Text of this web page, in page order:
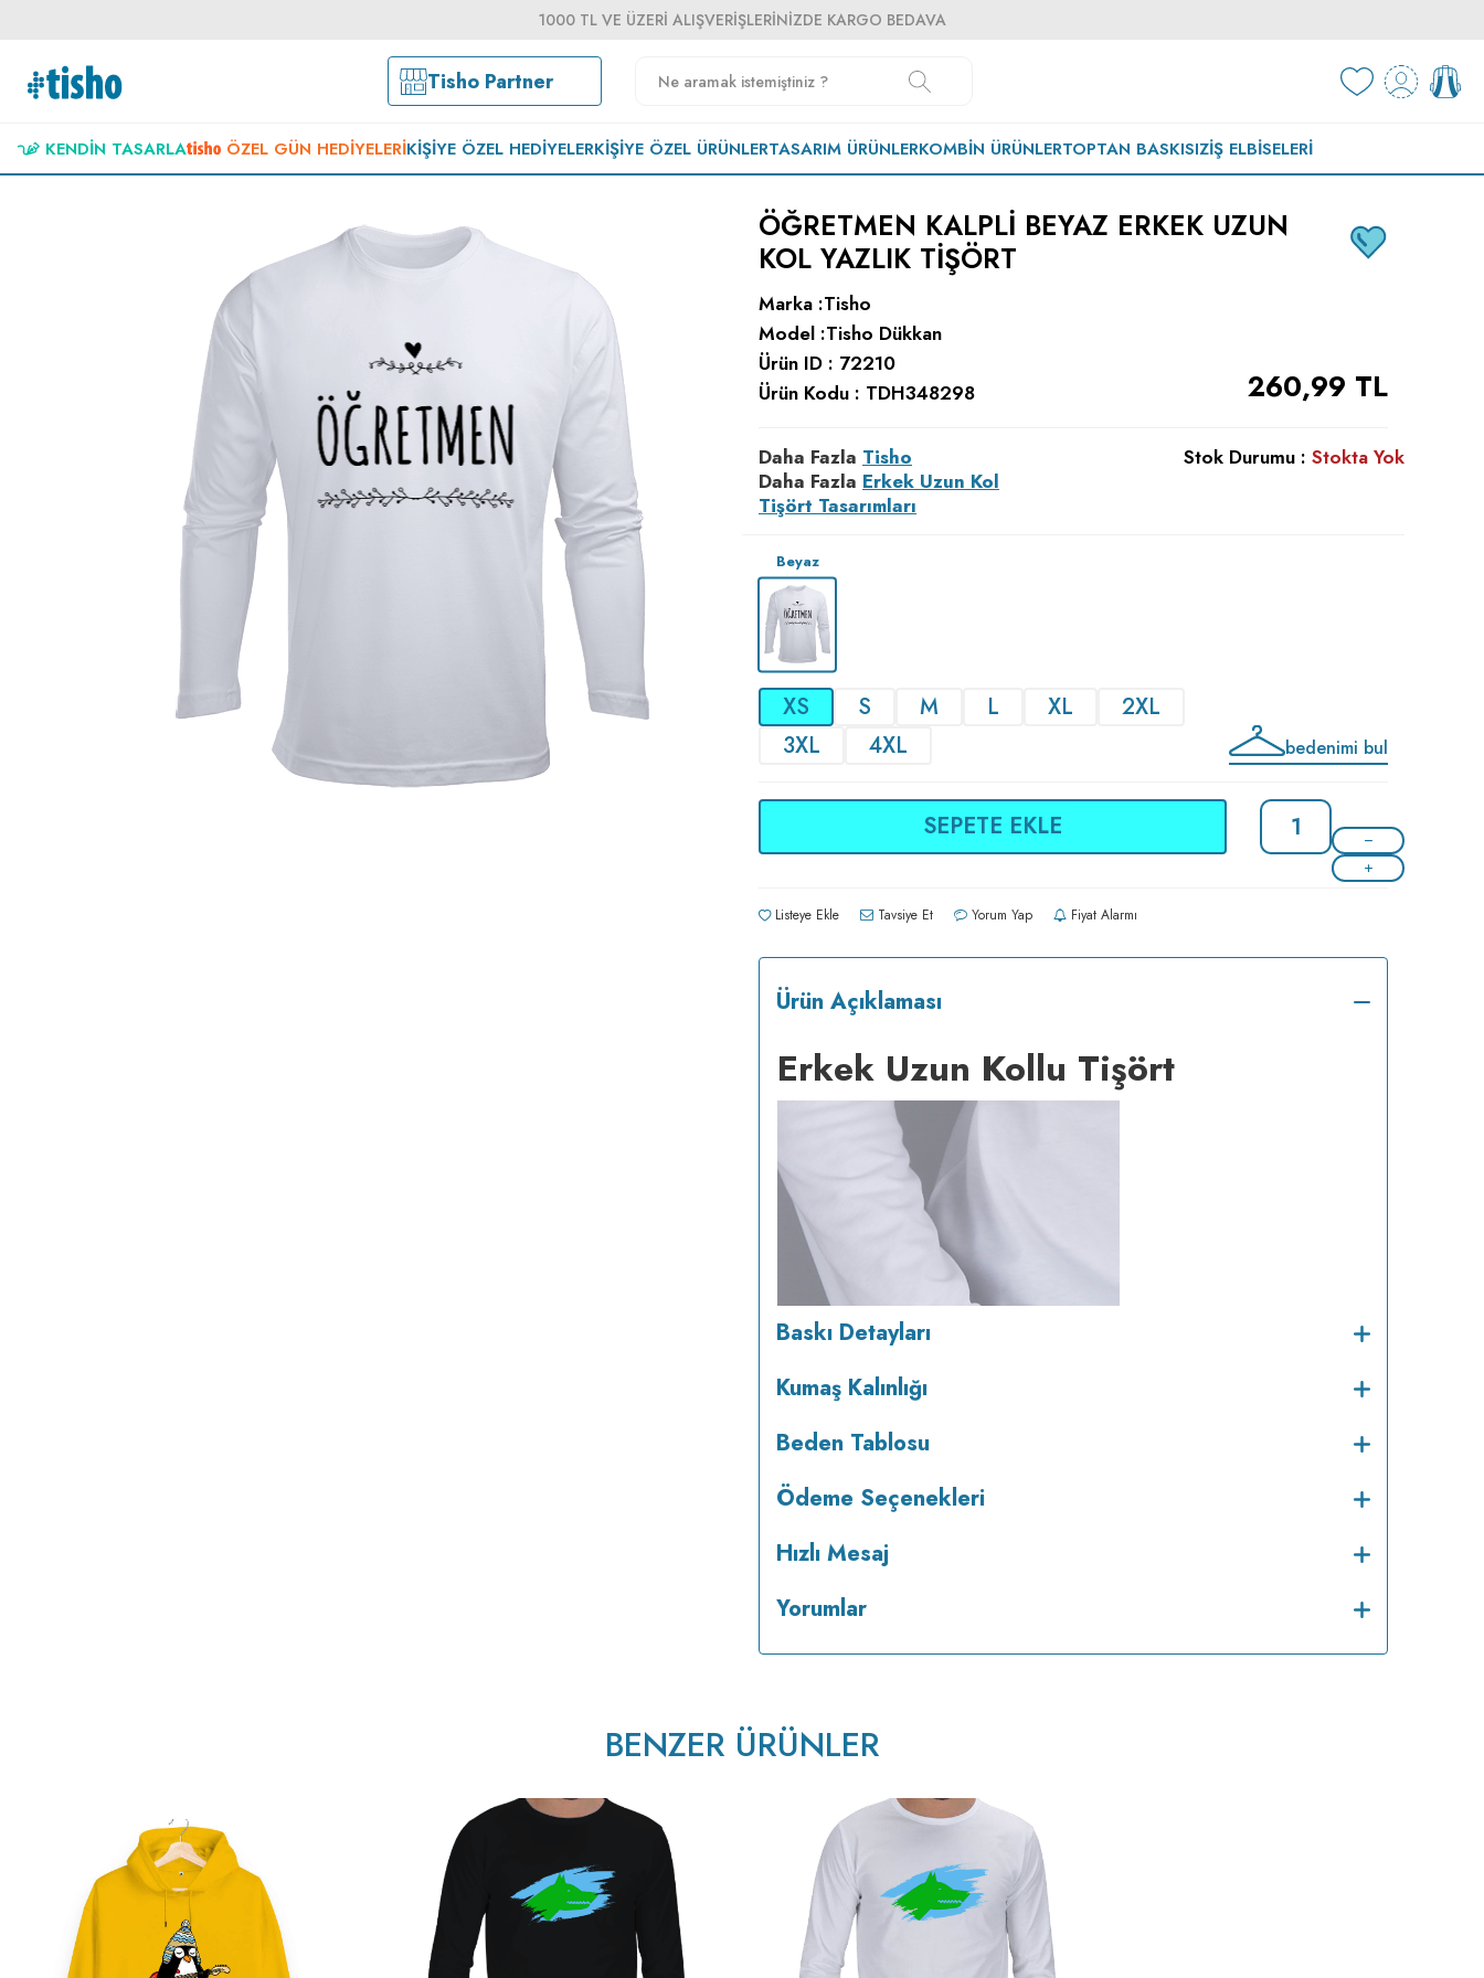
1000 TL VE ÜZERI ALIŞVERIŞLERINIZDE KARGO BEDAVA
Tisho Partner
KENDIN TASARLA ÖZEL GÜN HEDIYELERIKIŞIYE ÖZEL HEDIYELERKIŞIYE ÖZEL ÜRÜNLERTASARIM ÜRÜNLERKOMBIN ÜRÜNLERTOPTAN BASKISIZİŞ ELBISELERI
ÖĞRETMEN KALPLI BEYAZ ERKEK UZUN
KOL YAZLIK TIŞÖRT
Marka :Tisho
Model :Tisho Dükkan
Ürün ID : 72210
Ürün Kodu : TDH348298 260,99 TL
Daha Fazla Tisho
Daha Fazla Erkek Uzun Kol
Tişört Tasarımları
Stok Durumu : Stokta Yok
Beyaz
XS S M L XL
2XL
3XL
4XL bedenimi bul
SEPETE EKLE
Listeye Ekle Tavsiye Et Yorum Yap Fiyat Alarmı
Ürün Açıklaması
Erkek Uzun Kollu Tişört
Baskı Detayları
Kumaş Kalınlığı
Beden Tablosu
Ödeme Seçenekleri
Hızlı Mesaj
Yorumlar
BENZER ÜRÜNLER